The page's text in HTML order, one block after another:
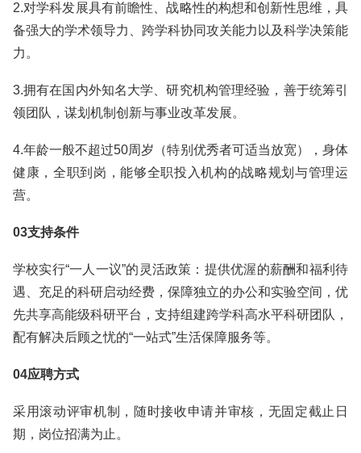
2.对学科发展具有前瞻性、战略性的构想和创新性思维，具
备强大的学术领导力、跨学科协同攻关能力以及科学决策能
力。
3.拥有在国内外知名大学、研究机构管理经验，善于统筹引
领团队，谋划机制创新与事业改革发展。
4.年龄一般不超过50周岁（特别优秀者可适当放宽），身体
健康，全职到岗，能够全职投入机构的战略规划与管理运
营。
03支持条件
学校实行“一人一议”的灵活政策：提供优渥的薪酬和福利待
遇、充足的科研启动经费，保障独立的办公和实验空间，优
先共享高能级科研平台，支持组建跨学科高水平科研团队，
配有解决后顾之忧的“一站式”生活保障服务等。
04应聘方式
采用滚动评审机制，随时接收申请并审核，无固定截止日
期，岗位招满为止。